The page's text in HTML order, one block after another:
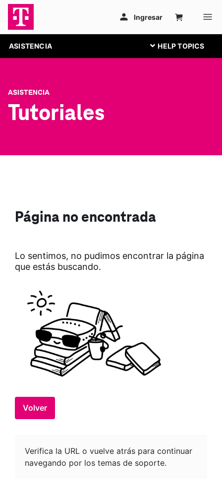
ASISTENCIA
ASISTENCIA
Tutoriales